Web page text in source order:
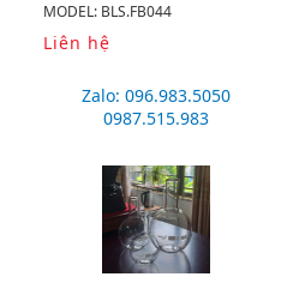
MODEL: BLS.FB044
Liên hệ
Zalo: 096.983.5050
0987.515.983